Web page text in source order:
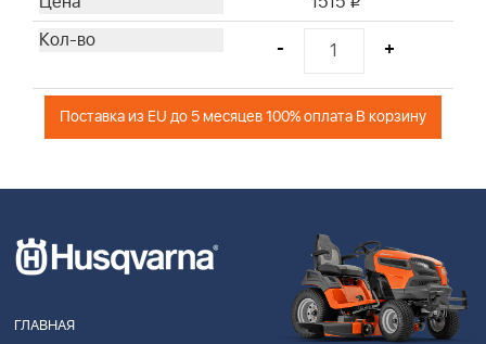
- +
Поставка из EU до 5 месяцев 100% оплата В корзину
ГЛАВНАЯ